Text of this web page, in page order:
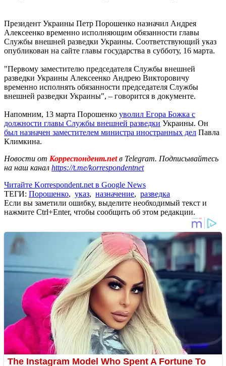
Президент Украины Петр Порошенко назначил Андрея
Алексеенко временно исполняющим обязанности главы
Службы внешней разведки Украины. Соответствующий указ
опубликован на сайте главы государства в субботу, 16 марта.
"Первому заместителю председателя Службы внешней
разведки Украины Алексеенко Андрею Викторовичу
временно исполнять обязанности председателя Службы
внешней разведки Украины", – говорится в документе.
Напомним, 13 марта Порошенко уволил Егора Божка с
должности главы Службы внешней разведки Украины. Он
был назначен заместителем министра иностранных дел Павла
Климкина.
Новости от Корреспондент.netв Telegram. Подписывайтесь
на наш канал https://t.me/korrespondentnet
Читайте Korrespondent.net в Google News
ТЕГИ: Порошенко, указ, назначение, разведка
Если вы заметили ошибку, выделите необходимый текст и
нажмите Ctrl+Enter, чтобы сообщить об этом редакции.